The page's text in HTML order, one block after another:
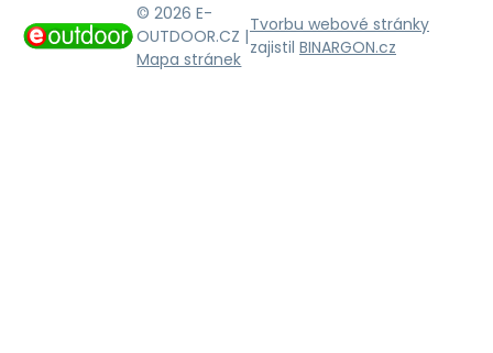
© 2026 E-
OUTDOOR.CZ |
Mapa stránek
Tvorbu webové stránky
zajistil BINARGON.cz